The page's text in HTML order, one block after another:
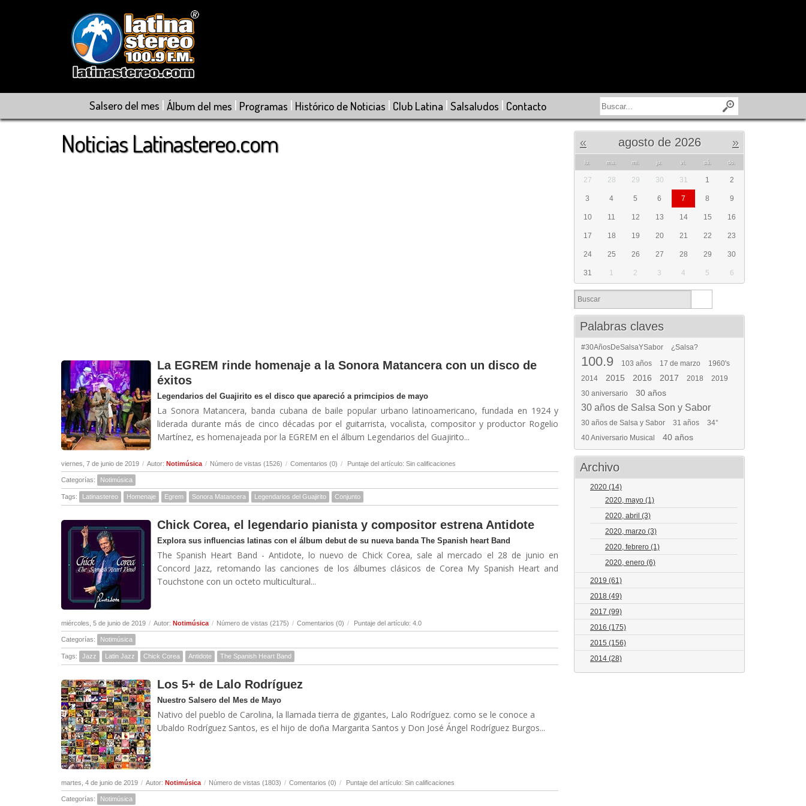
Salsero del mes | Álbum del mes | Programas | Histórico de Noticias | Club Latina | Salsaludos | Contacto
Noticias Latinastereo.com
La EGREM rinde homenaje a la Sonora Matancera con un disco de
éxitos
Legendarios del Guajirito es el disco que apareció a primcipios de mayo
La Sonora Matancera, banda cubana de baile popular urbano latinoamericano, fundada en 1924 y
liderada durante más de cinco décadas por el guitarrista, vocalista, compositor y productor Rogelio
Martínez, es homenajeada por la EGREM en el álbum Legendarios del Guajirito...
viernes, 7 de junio de 2019 / Autor: Notimúsica / Número de vistas (1526) / Comentarios (0) / Puntaje del artículo: Sin calificaciones
Categorías: Notimúsica
Tags: Latinastereo Homenaje Egrem Sonora Matancera Legendarios del Guajirito Conjunto
Chick Corea, el legendario pianista y compositor estrena Antidote
Explora sus influencias latinas con el álbum debut de su nueva banda The Spanish heart Band
The Spanish Heart Band - Antidote, lo nuevo de Chick Corea, sale al mercado el 28 de junio en
Concord Jazz, retomando las canciones de los álbumes clásicos de Corea My Spanish Heart and
Touchstone con un octeto multicultural...
miércoles, 5 de junio de 2019 / Autor: Notimúsica / Número de vistas (2175) / Comentarios (0) / Puntaje del artículo: 4.0
Categorías: Notimúsica
Tags: Jazz Latin Jazz Chick Corea Antidote The Spanish Heart Band
Los 5+ de Lalo Rodríguez
Nuestro Salsero del Mes de Mayo
Nativo del pueblo de Carolina, la llamada tierra de gigantes, Lalo Rodríguez. como se le conoce a
Ubaldo Rodríguez Santos, es el hijo de doña Margarita Santos y Don José Ángel Rodríguez Burgos...
martes, 4 de junio de 2019 / Autor: Notimúsica / Número de vistas (1803) / Comentarios (0) / Puntaje del artículo: Sin calificaciones
Categorías: Notimúsica
« agosto de 2026 »
lu. ma. mi. ju. vi. sá. do.
27 28 29 30 31 1 2
3 4 5 6 7 8 9
10 11 12 13 14 15 16
17 18 19 20 21 22 23
24 25 26 27 28 29 30
31 1 2 3 4 5 6
Palabras claves
#30AñosDeSalsaYSabor ¿Salsa?
100.9 103 años 17 de marzo
1960's
2014
2015 2016 2017 2018
2019
30 aniversario
30 años
30 años de Salsa Son y Sabor
30 años de Salsa y Sabor 31 años
34°
40 Aniversario Musical
40 años
Archivo
2020 (14)
2020, mayo (1)
2020, abril (3)
2020, marzo (3)
2020, febrero (1)
2020, enero (6)
2019 (61)
2018 (49)
2017 (99)
2016 (175)
2015 (156)
2014 (28)